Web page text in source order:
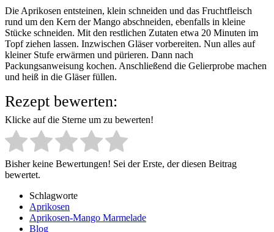
Die Aprikosen entsteinen, klein schneiden und das Fruchtfleisch
rund um den Kern der Mango abschneiden, ebenfalls in kleine
Stücke schneiden. Mit den restlichen Zutaten etwa 20 Minuten im
Topf ziehen lassen. Inzwischen Gläser vorbereiten. Nun alles auf
kleiner Stufe erwärmen und pürieren. Dann nach
Packungsanweisung kochen. Anschließend die Gelierprobe machen
und heiß in die Gläser füllen.
Rezept bewerten:
Klicke auf die Sterne um zu bewerten!
Bisher keine Bewertungen! Sei der Erste, der diesen Beitrag
bewertet.
Schlagworte
Aprikosen
Aprikosen-Mango Marmelade
Blog